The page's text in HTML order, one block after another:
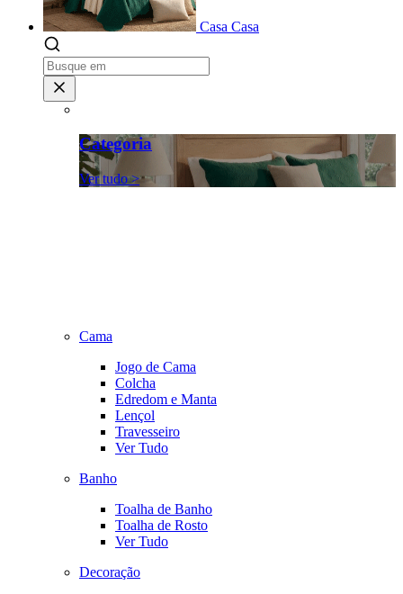
Casa Casa
Categoria
Ver tudo >
Cama
Jogo de Cama
Colcha
Edredom e Manta
Lençol
Travesseiro
Ver Tudo
Banho
Toalha de Banho
Toalha de Rosto
Ver Tudo
Decoração